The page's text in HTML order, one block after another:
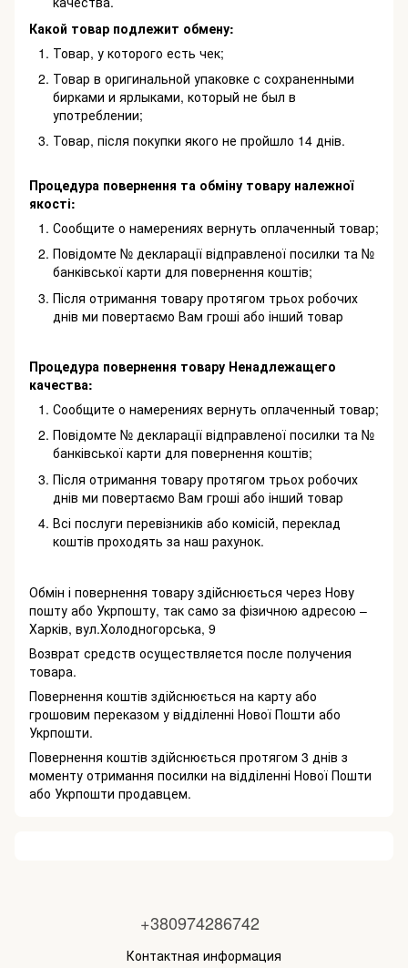
Какой товар подлежит обмену:
Товар, у которого есть чек;
Товар в оригинальной упаковке с сохраненными
бирками и ярлыками, который не был в
употреблении;
Товар, після покупки якого не пройшло 14 днів.
Процедура повернення та обміну товару належної
якості:
Сообщите о намерениях вернуть оплаченный товар;
Повідомте № декларації відправленої посилки та №
банківської карти для повернення коштів;
Після отримання товару протягом трьох робочих
днів ми повертаємо Вам гроші або інший товар
Процедура повернення товару Ненадлежащего
качества:
Сообщите о намерениях вернуть оплаченный товар;
Повідомте № декларації відправленої посилки та №
банківської карти для повернення коштів;
Після отримання товару протягом трьох робочих
днів ми повертаємо Вам гроші або інший товар
Всі послуги перевізників або комісій, переклад
коштів проходять за наш рахунок.
Обмін і повернення товару здійснюється через Нову
пошту або Укрпошту, так само за фізичною адресою –
Харків, вул.Холодногорська, 9
Возврат средств осуществляется после получения
товара.
Повернення коштів здійснюється на карту або
грошовим переказом у відділенні Нової Пошти або
Укрпошти.
Повернення коштів здійснюється протягом 3 днів з
моменту отримання посилки на відділенні Нової Пошти
або Укрпошти продавцем.
+380974286742
Контактная информация